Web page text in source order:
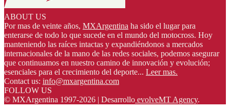
ABOUT US
Por mas de veinte años, MXArgentina ha sido el lugar para
enterarse de todo lo que sucede en el mundo del motocross. Hoy
manteniendo las raíces intactas y expandiéndonos a mercados
internacionales de la mano de las redes sociales, podemos asegurar
que continuamos en nuestro camino de innovación y evolución;
esenciales para el crecimiento del deporte... Leer mas.
Contact us: info@mxargentina.com
FOLLOW US
© MXArgentina 1997-2026 | Desarrollo evolveMT Agency.